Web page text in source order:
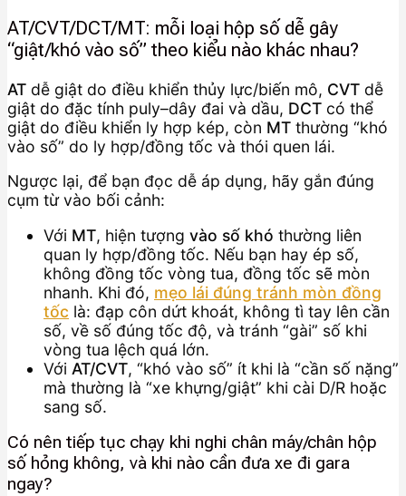
AT/CVT/DCT/MT: mỗi loại hộp số dễ gây
“giật/khó vào số” theo kiểu nào khác nhau?
AT dễ giật do điều khiển thủy lực/biến mô, CVT dễ
giật do đặc tính puly–dây đai và dầu, DCT có thể
giật do điều khiển ly hợp kép, còn MT thường “khó
vào số” do ly hợp/đồng tốc và thói quen lái.
Ngược lại, để bạn đọc dễ áp dụng, hãy gắn đúng
cụm từ vào bối cảnh:
Với MT, hiện tượng vào số khó thường liên
quan ly hợp/đồng tốc. Nếu bạn hay ép số,
không đồng tốc vòng tua, đồng tốc sẽ mòn
nhanh. Khi đó, mẹo lái đúng tránh mòn đồng
tốc là: đạp côn dứt khoát, không tì tay lên cần
số, về số đúng tốc độ, và tránh “gài” số khi
vòng tua lệch quá lớn.
Với AT/CVT, “khó vào số” ít khi là “cần số nặng”
mà thường là “xe khựng/giật” khi cài D/R hoặc
sang số.
Có nên tiếp tục chạy khi nghi chân máy/chân hộp
số hỏng không, và khi nào cần đưa xe đi gara
ngay?